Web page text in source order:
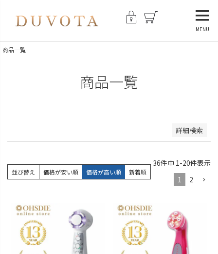
MENU
商品一覧
商品一覧
詳細検索
新着順
登録順
価格が安い順
キーワードヒット順
並び替え 価格が安い順 価格が高い順 新着順
36件中 1-20件表示
1
2